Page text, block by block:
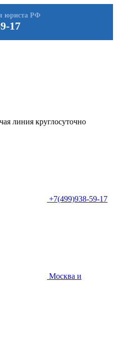
17
юриста РФ
линия круглосуточно
+7(499)938-59-17
Москва и